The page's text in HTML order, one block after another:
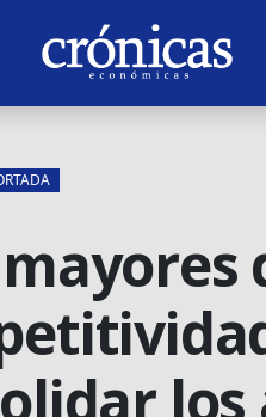
los